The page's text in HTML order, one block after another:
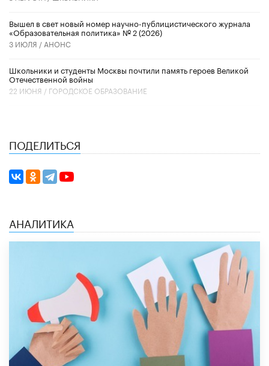
Вышел в свет новый номер научно-публицистического журнала
«Образовательная политика» № 2 (2026)
3 ИЮЛЯ / АНОНС
Школьники и студенты Москвы почтили память героев Великой
Отечественной войны
22 ИЮНЯ / ГОРОДСКОЕ ОБРАЗОВАНИЕ
ПОДЕЛИТЬСЯ
АНАЛИТИКА